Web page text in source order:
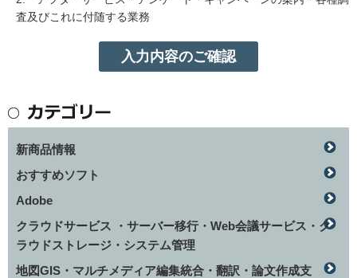
査及びこれに付随する業務
新商品情報
おすすめソフト
Adobe
クラウドサービス ・サーバー移行・Web会議サービス・ク
ラウドストレージ・システム管理
地図GIS・マルチメディア編集統合・翻訳・論文作成支